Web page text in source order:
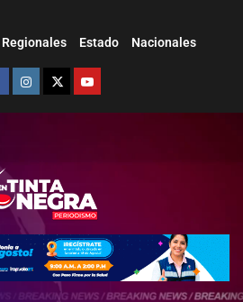
Regionales Estado Nacionales